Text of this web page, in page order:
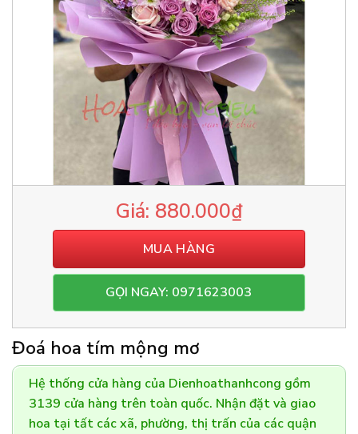
880.000₫
MUA HÀNG
GỌI NGAY: 0971623003
Đoá hoa tím mộng mơ
Hệ thống cửa hàng của Dienhoathanhcong gồm
3139 cửa hàng trên toàn quốc. Nhận đặt và giao
hoa tại tất các xã, phường, thị trấn của các quận